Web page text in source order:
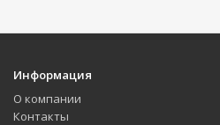
Информация
О компании
Контакты